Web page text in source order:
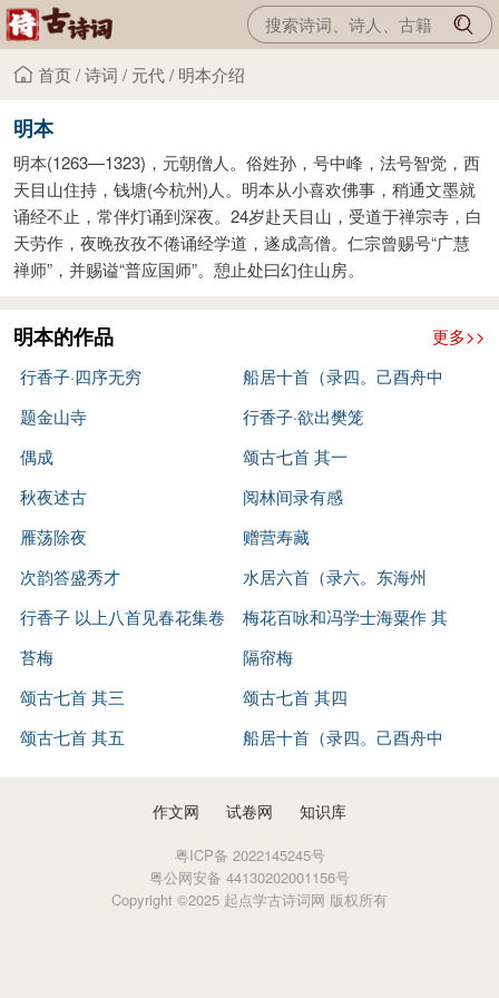
首页/诗词 / 元代/ 明本介绍
明本
明本(1263—1323)，元朝僧人。俗姓孙，号中峰，法号智觉，西
天目山住持，钱塘(今杭州)人。明本从小喜欢佛事，稍通文墨就
诵经不止，常伴灯诵到深夜。24岁赴天目山，受道于禅宗寺，白
天劳作，夜晚孜孜不倦诵经学道，遂成高僧。仁宗曾赐号“广慧
禅师”，并赐谥“普应国师”。憩止处曰幻住山房。
明本的作品
更多>>
行香子·四序无穷
船居十首（录四。己酉舟中
作。） 其三
题金山寺
行香子·欲出樊笼
偶成
颂古七首 其一
秋夜述古
阅林间录有感
雁荡除夜
赠营寿藏
次韵答盛秀才
水居六首（录六。东海州
作。） 其二
行香子 以上八首见春花集卷
十二
梅花百咏和冯学士海粟作 其
六
苔梅
隔帘梅
颂古七首 其三
颂古七首 其四
颂古七首 其五
船居十首（录四。己酉舟中
作文网 试卷网 知识库
粤ICP备 2022145245号
粤公网安备 44130202001156号
Copyright ©2025 起点学古诗词网 版权所有